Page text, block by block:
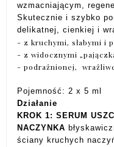
wzmacniającym,
Skutecznie i szybko
delikatnej, cienkiej i
- z kruchymi, słabymi i
- z widocznymi
- podrażnionej,
Pojemność: 2 x 5 ml
Działanie
KROK 1: SERUM
NACZYNKA
ściany kruchych